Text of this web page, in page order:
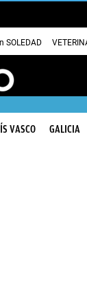
SOLEDAD
VASCO GALICIA